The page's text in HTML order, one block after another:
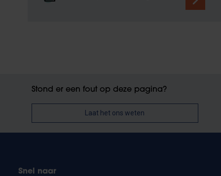
Stond er een fout op deze pagina?
Laat het ons weten
Snel naar